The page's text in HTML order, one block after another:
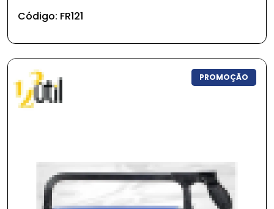
Código: FR121
PROMOÇÃO